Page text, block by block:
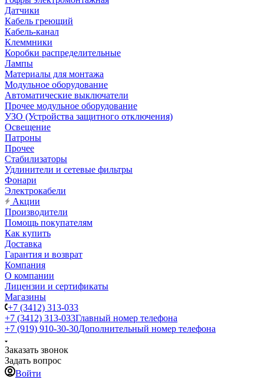
Датчики
Кабель греющий
Кабель-канал
Клеммники
Коробки распределительные
Лампы
Материалы для монтажа
Модульное оборудование
Автоматические выключатели
Прочее модульное оборудование
УЗО (Устройства защитного отключения)
Освещение
Патроны
Прочее
Стабилизаторы
Удлинители и сетевые фильтры
Фонари
Электрокабели
Акции
Производители
Помощь покупателям
Как купить
Доставка
Гарантия и возврат
Компания
О компании
Лицензии и сертификаты
Магазины
+7 (3412) 313-033
+7 (3412) 313-033Главный номер телефона
+7 (919) 910-30-30Дополнительный номер телефона
Заказать звонок
Задать вопрос
Войти